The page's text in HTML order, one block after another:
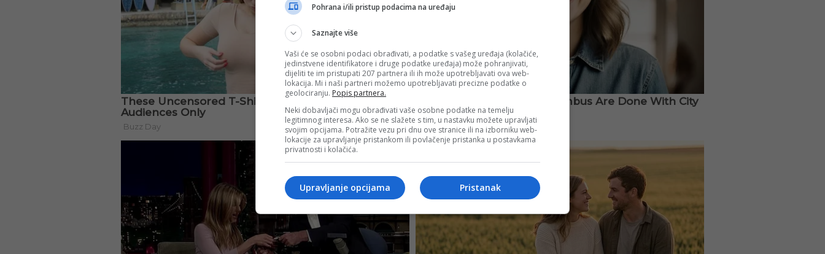
Pohrana i/ili pristup podacima na uređaju
Saznajte više
Vaši će se osobni podaci obrađivati, a podatke s vašeg uređaja (kolačiće,
jedinstvene identifikatore i druge podatke uređaja) može pohranjivati,
dijeliti te im pristupati 207 partnera ili ih može upotrebljavati ova web-
lokacija. Mi i naši partneri možemo upotrebljavati precizne podatke o
geolociranju. Popis partnera.
Neki dobavljači mogu obrađivati vaše osobne podatke na temelju
legitimnog interesa. Ako se ne slažete s tim, u nastavku možete upravljati
svojim opcijama. Potražite vezu pri dnu ove stranice ili na izborniku web-
lokacije za upravljanje pristankom ili povlačenje pristanka u postavkama
privatnosti i kolačića.
Pristanak
Upravljanje opcijama